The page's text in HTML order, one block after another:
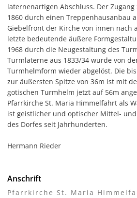
laternenartigen Abschluss. Der
1860 durch einen Treppenhausanbau
Giebelfront der Kirche von innen nach
letzte bedeutende äußere
1968 durch die Neugestaltung des
Turmlaterne aus 1833/34 wurde von
Turmhelmform wieder abgelöst. Die
zur äußersten Spitze von 36m ist mit
gotischen Turmhelm jetzt auf 56m
Pfarrkirche St. Maria Himmelfahrt als
ist geistlicher und optischer Mittel-
des Dorfes seit Jahrhunderten.
Hermann Rieder
Anschrift
Pfarrkirche St. Maria